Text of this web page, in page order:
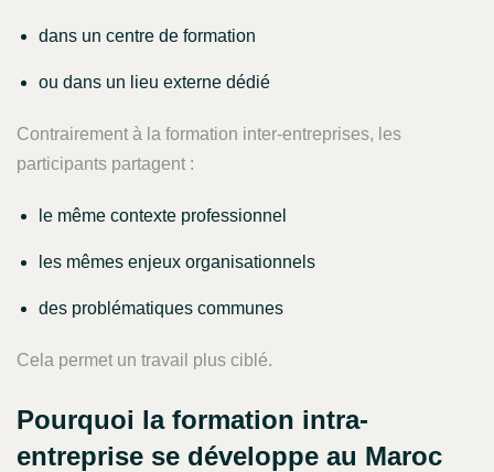
dans un centre de formation
ou dans un lieu externe dédié
Contrairement à la formation inter-entreprises, les
participants partagent :
le même contexte professionnel
les mêmes enjeux organisationnels
des problématiques communes
Cela permet un travail plus ciblé.
Pourquoi la formation intra-
entreprise se développe au Maroc